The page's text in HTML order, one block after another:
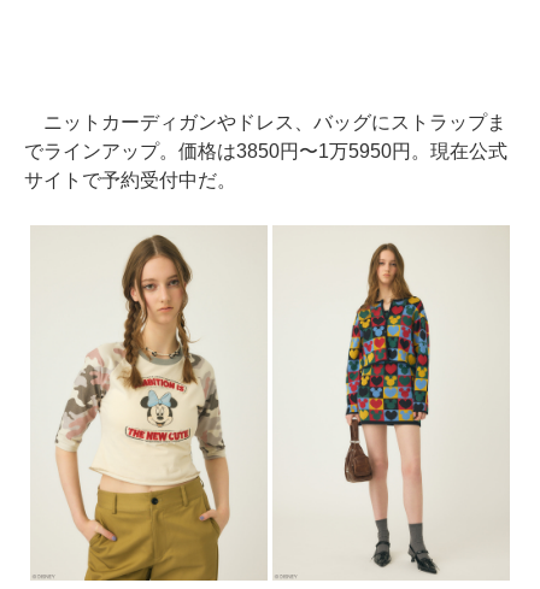
ニットカーディガンやドレス、バッグにストラップま
でラインアップ。価格は3850円〜1万5950円。現在公式
サイトで予約受付中だ。